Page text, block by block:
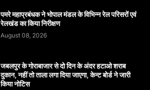
पमरे महाप्रबंधक ने भोपाल मंडल के विभिन्न रेल परिसरों एवं
रेलखंड का किया निरीक्षण
August 08, 2026
जबलपुर के गोराबाजार से दो दिन के अंदर हटाओ शराब
दुकान, नहीं तो ताला लगा दिया जाएगा, केन्ट बोर्ड ने जारी
किया नोटिस